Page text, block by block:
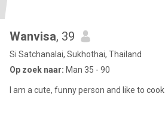
Wanvisa, 39
Si Satchanalai, Sukhothai, Thailand
Op zoek naar: Man 35 - 90
I am a cute, funny person and like to cook.